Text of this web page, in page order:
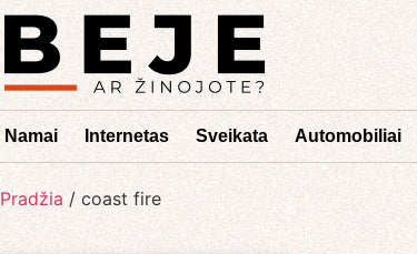
Namai Internetas Sveikata Automobiliai
Pradžia / coast fire